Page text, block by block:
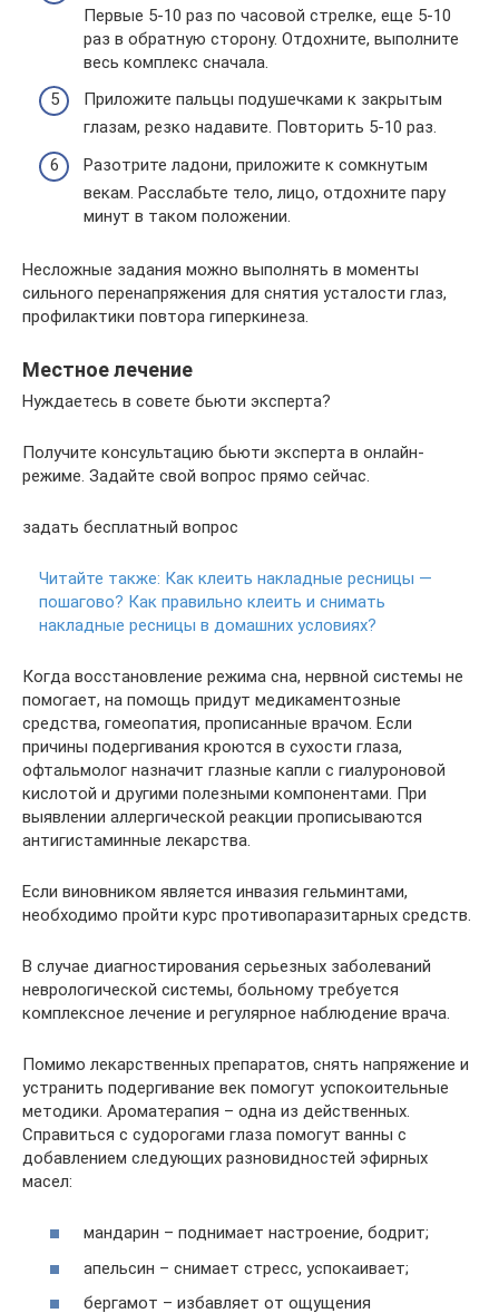
Первые 5-10 раз по часовой стрелке, еще 5-10
раз в обратную сторону. Отдохните, выполните
весь комплекс сначала.
Приложите пальцы подушечками к закрытым
глазам, резко надавите. Повторить 5-10 раз.
Разотрите ладони, приложите к сомкнутым
векам. Расслабьте тело, лицо, отдохните пару
минут в таком положении.
Несложные задания можно выполнять в моменты
сильного перенапряжения для снятия усталости глаз,
профилактики повтора гиперкинеза.
Местное лечение
Нуждаетесь в совете бьюти эксперта?
Получите консультацию бьюти эксперта в онлайн-
режиме. Задайте свой вопрос прямо сейчас.
задать бесплатный вопрос
Читайте также: Как клеить накладные ресницы —
пошагово? Как правильно клеить и снимать
накладные ресницы в домашних условиях?
Когда восстановление режима сна, нервной системы не
помогает, на помощь придут медикаментозные
средства, гомеопатия, прописанные врачом. Если
причины подергивания кроются в сухости глаза,
офтальмолог назначит глазные капли с гиалуроновой
кислотой и другими полезными компонентами. При
выявлении аллергической реакции прописываются
антигистаминные лекарства.
Если виновником является инвазия гельминтами,
необходимо пройти курс противопаразитарных средств.
В случае диагностирования серьезных заболеваний
неврологической системы, больному требуется
комплексное лечение и регулярное наблюдение врача.
Помимо лекарственных препаратов, снять напряжение и
устранить подергивание век помогут успокоительные
методики. Ароматерапия – одна из действенных.
Справиться с судорогами глаза помогут ванны с
добавлением следующих разновидностей эфирных
масел:
мандарин – поднимает настроение, бодрит;
апельсин – снимает стресс, успокаивает;
бергамот – избавляет от ощущения